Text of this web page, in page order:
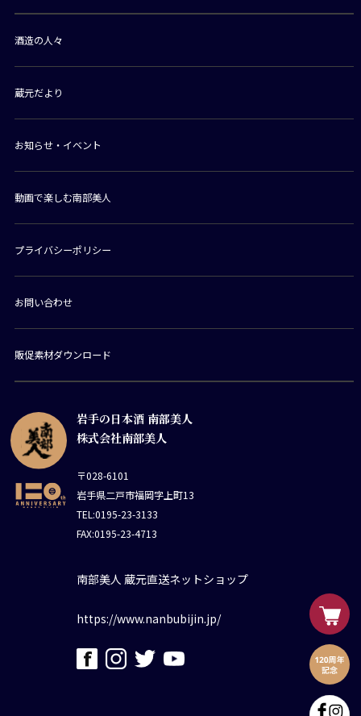
岩手の日本酒 南部美人
株式会社南部美人
〒028-6101
岩手県二戸市福岡字上町13
TEL:0195-23-3133
FAX:0195-23-4713
南部美人 蔵元直送ネットショップ
https://www.nanbubijin.jp/
酒造の人々
蔵元だより
お知らせ・イベント
動画で楽しむ南部美人
プライバシーポリシー
お問い合わせ
販促素材ダウンロード